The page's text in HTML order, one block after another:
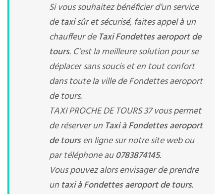
Si vous souhaitez bénéficier d’un service
detaxisûr et sécurisé, faites appel à un
chauffeur de Taxi Fondettes aeroport de
tours. C’est la meilleure solution pour se
déplacer sans soucis et en tout confort
dans toute la ville de Fondettes aeroport
de tours.
TAXI PROCHE DE TOURS 37 vous permet
de réserver un Taxi à Fondettes aeroport
de toursen ligne sur notre site web ou
par téléphone au0783874145.
Vous pouvez alors envisager de prendre
un taxi à Fondettes aeroport de tours.